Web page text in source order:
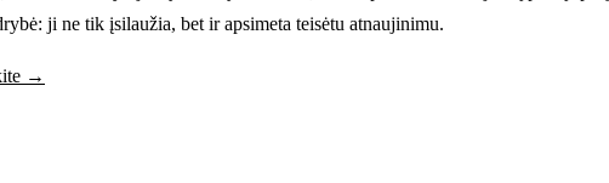
ji ne tik įsilaužia, bet ir apsimeta teisėtu atnaujinimu.
→